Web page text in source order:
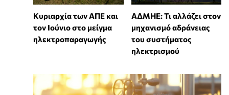
Κυριαρχία των ΑΠΕ και
τον Ιούνιο στο μείγμα
ηλεκτροπαραγωγής
ΑΔΜΗΕ: Τι αλλάζει στον
μηχανισμό αδράνειας
του συστήματος
ηλεκτρισμού